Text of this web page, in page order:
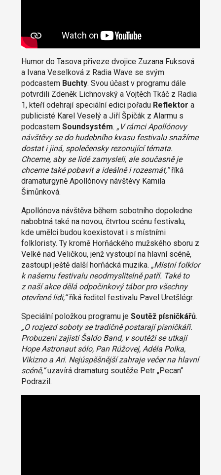
Humor do Tasova přiveze dvojice Zuzana Fuksová
a Ivana Veselková z Radia Wave se svým
podcastem Buchty. Svou účast v programu dále
potvrdili Zdeněk Lichnovský a Vojtěch Tkáč z Radia
1, kteří odehrají speciální edici pořadu Reflektor a
publicisté Karel Veselý a Jiří Špičák z Alarmu s
podcastem Soundsystém. „V rámci Apollónovy
návštěvy se do hudebního kvasu festivalu snažíme
dostat i jiná, společensky rezonující témata.
Chceme, aby se lidé zamysleli, ale současně je
chceme také pobavit a ideálně i rozesmát,“říká
dramaturgyně Apollónovy návštěvy Kamila
Šimůnková.
Apollónova návštěva během sobotního dopoledne
nabobtná také na novou, čtvrtou scénu festivalu,
kde umělci budou koexistovat i s místními
folkloristy. Ty kromě Horňáckého mužského sboru z
Velké nad Veličkou, jenž vystoupí na hlavní scéně,
zastoupí ještě další horňácká muzika. „Místní folklor
k našemu festivalu neodmyslitelně patří. Také to
z naší akce dělá odpočinkový tábor pro všechny
otevřené lidi,“říká ředitel festivalu Pavel Uretšlégr.
Speciální položkou programu je Soutěž písničkářů.
„O rozjezd soboty se tradičně postarají písničkáři.
Probuzení zajistí Šaldo Band, v soutěži se utkají
Hope Astronaut sólo, Pan Rúžovej, Adéla Polka,
Vikizno a Ari. Nejúspěšnější zahraje večer na hlavní
scéně,“uzavírá dramaturg soutěže Petr „Pecan“
Podrazil.